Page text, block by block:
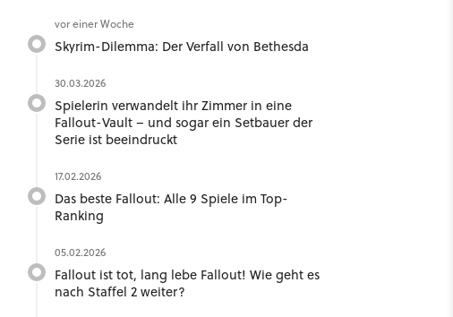
vor einer Woche
Skyrim-Dilemma: Der Verfall von Bethesda
30.03.2026
Spielerin verwandelt ihr Zimmer in eine
Fallout-Vault – und sogar ein Setbauer der
Serie ist beeindruckt
17.02.2026
Das beste Fallout: Alle 9 Spiele im Top-
Ranking
05.02.2026
Fallout ist tot, lang lebe Fallout! Wie geht es
nach Staffel 2 weiter?